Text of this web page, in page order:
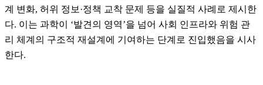
계 변화, 허위 정보·정책 교착 문제 등을 실질적 사례로 제시한
다. 이는 과학이 ‘발견의 영역’을 넘어 사회 인프라와 위험 관
리 체계의 구조적 재설계에 기여하는 단계로 진입했음을 시사
한다.